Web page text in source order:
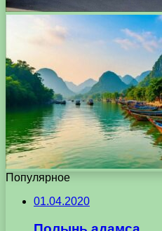
Популярное
01.04.2020